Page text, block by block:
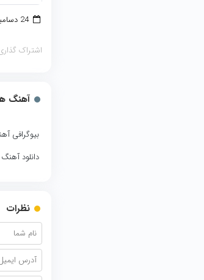
24 دسامبر 2017
اشتراک
آهنگ
بیوگرافی
دانلود
نظرات